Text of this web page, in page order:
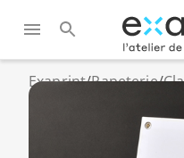
Exaprint/Papeterie/